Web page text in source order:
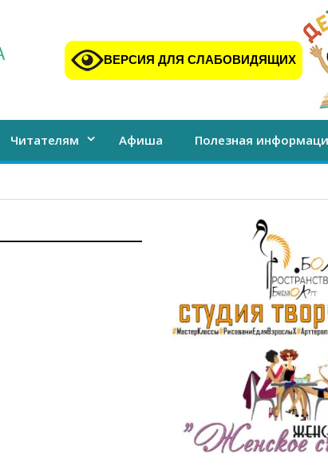
ВЕРСИЯ ДЛЯ СЛАБОВИДЯЩИХ
Читателям Афиша Полезная